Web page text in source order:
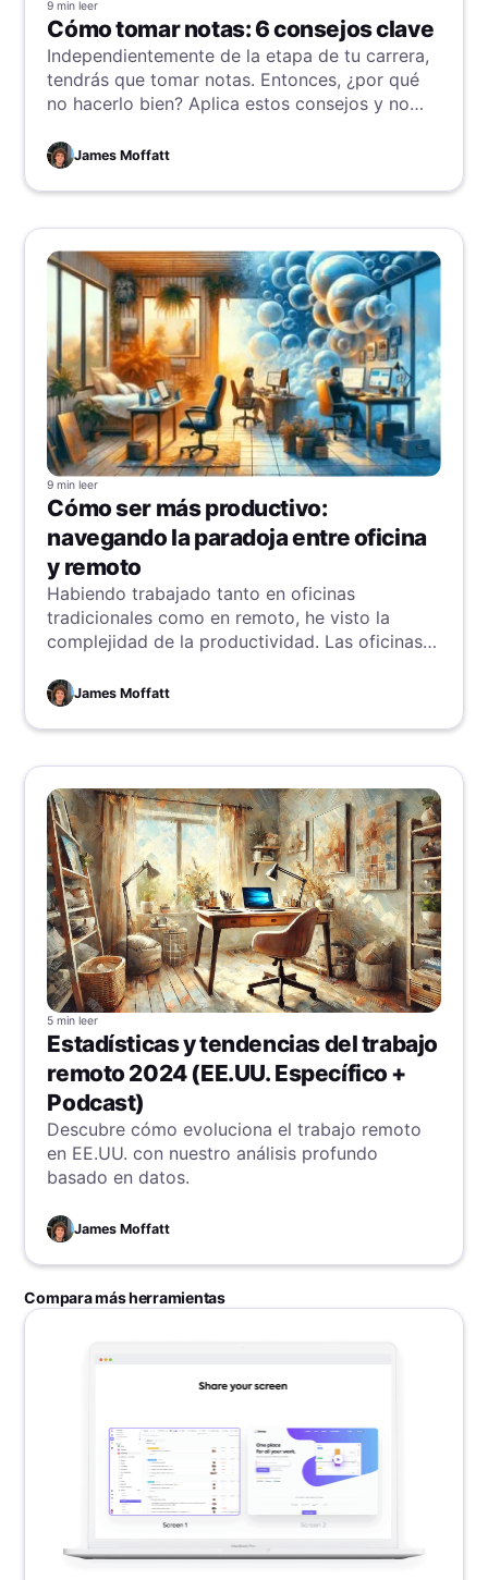
9 min leer
Cómo tomar notas: 6 consejos clave
Independientemente de la etapa de tu carrera,
tendrás que tomar notas. Entonces, ¿por qué
no hacerlo bien? Aplica estos consejos y no
tiempo, sino que proyectarás una imagen más
profesional y organizada.
James Moffatt
9 min leer
Cómo ser más productivo:
navegando la paradoja entre oficina
y remoto
Habiendo trabajado tanto en oficinas
tradicionales como en remoto, he visto la
complejidad de la productividad. Las oficinas
estructura, pero el trabajo remoto desafía esas
ideas, llevando a reevaluar cómo alcanzar la
máxima productividad. Esta dicotomía resalta
los aspectos esquivos y multifacéticos de lo
que realmente impulsa la eficiencia en distintos
entornos laborales.
James Moffatt
5 min leer
Estadísticas y tendencias del trabajo
remoto 2024 (EE.UU. Específico +
Podcast)
Descubre cómo evoluciona el trabajo remoto
en EE.UU. con nuestro análisis profundo
basado en datos.
James Moffatt
Compara más herramientas